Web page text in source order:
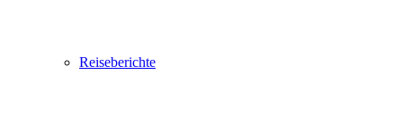
Reiseberichte